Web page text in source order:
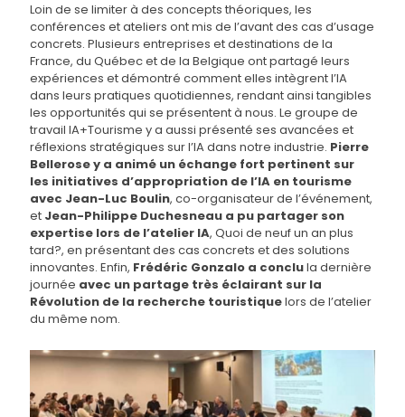
Loin de se limiter à des concepts théoriques, les
conférences et ateliers ont mis de l’avant des cas d’usage
concrets. Plusieurs entreprises et destinations de la
France, du Québec et de la Belgique ont partagé leurs
expériences et démontré comment elles intègrent l’IA
dans leurs pratiques quotidiennes, rendant ainsi tangibles
les opportunités qui se présentent à nous. Le groupe de
travail IA+Tourisme y a aussi présenté ses avancées et
réflexions stratégiques sur l’IA dans notre industrie. Pierre
Bellerose y a animé un échange fort pertinent sur
les initiatives d’appropriation de l’IA en tourisme
avec Jean-Luc Boulin, co-organisateur de l’événement,
et Jean-Philippe Duchesneau a pu partager son
expertise lors de l’atelier IA, Quoi de neuf un an plus
tard?, en présentant des cas concrets et des solutions
innovantes. Enfin, Frédéric Gonzalo a conclula dernière
journée avec un partage très éclairant sur la
Révolution de la recherche touristiquelors de l’atelier
du même nom.